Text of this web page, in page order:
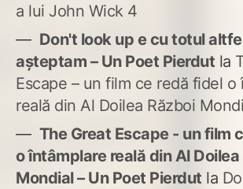
a lui John Wick 4
Don't look up e cu totul
așteptam – Un Poet Pierdut la
Escape – un film ce redă fidel o
reală din Al Doilea Război
The Great Escape - un film
o întâmplare reală din Al Doilea
Mondial – Un Poet Pierdut la